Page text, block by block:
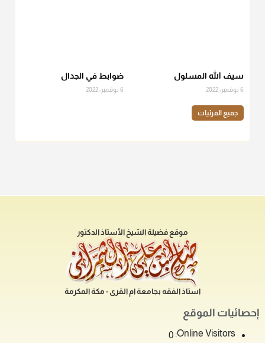
سيف الله المسلول
6 نوفمبر، 2022
ضوابط في الجدال
6 نوفمبر، 2022
جميع المرئيات
موقع فضيلة الشيخ الأستاذ الدكتور
استاذ الفقه بجامعة ام القرى - مكة المكرمة
إحصائيات الموقع
Online Visitors:
0